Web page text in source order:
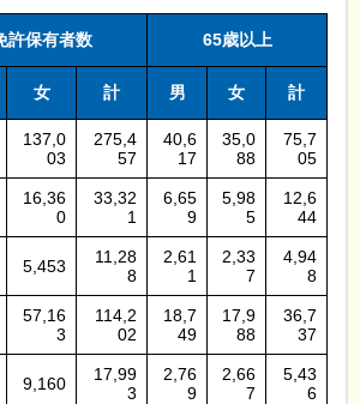
許保有者数 65歳以上
女 計 男 女 計
137,0
03
275,4
57
40,6
17
35,0
88
75,7
05
16,36
0
33,32
1
6,65
9
5,98
5
12,6
44
5,453
11,28
8
2,61
1
2,33
7
4,94
8
57,16
3
114,2
02
18,7
49
17,9
88
36,7
37
9,160
17,99
3
2,76
9
2,66
7
5,43
6